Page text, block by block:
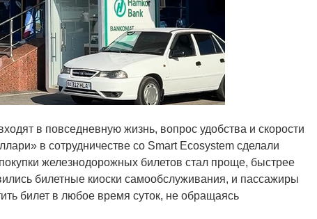
в повседневную жизнь, вопрос удобства и скорости
в сотрудничестве со Smart Ecosystem сделали
железнодорожных билетов стал проще, быстрее
билетные киоски самообслуживания, и пассажиры
билет в любое время суток, не обращаясь